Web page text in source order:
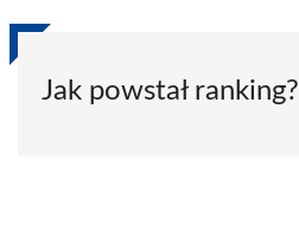
Jak powstał ranking?